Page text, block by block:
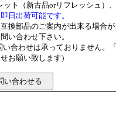
ト（新古品orリフレッシュ）
日出荷可能です。
換部品のご案内が出来る場合
い合わせ下さい。
合わせは承っておりません。
お願い致します)